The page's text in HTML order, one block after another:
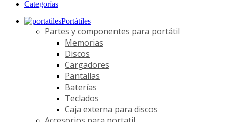
Categorías
Portátiles
Partes y componentes para portátil
Memorias
Discos
Cargadores
Pantallas
Baterías
Teclados
Caja externa para discos